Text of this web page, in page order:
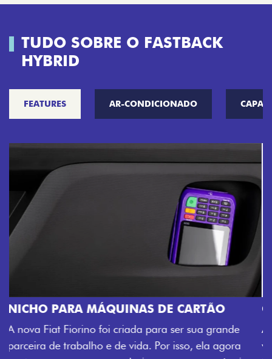
TUDO SOBRE O FASTBACK
HYBRID
FEATURES AR-CONDICIONADO
CHAVE COM TELECOMANDO
Agora, a chave da sua nova Fiorino pode abrir o
veículo também à distância, e não mais